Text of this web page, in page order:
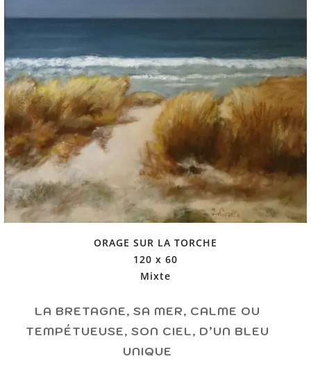
ORAGE SUR LA TORCHE
120 x 60
Mixte
LA BRETAGNE, SA MER, CALME OU
TEMPÉTUEUSE, SON CIEL, D’UN BLEU
UNIQUE